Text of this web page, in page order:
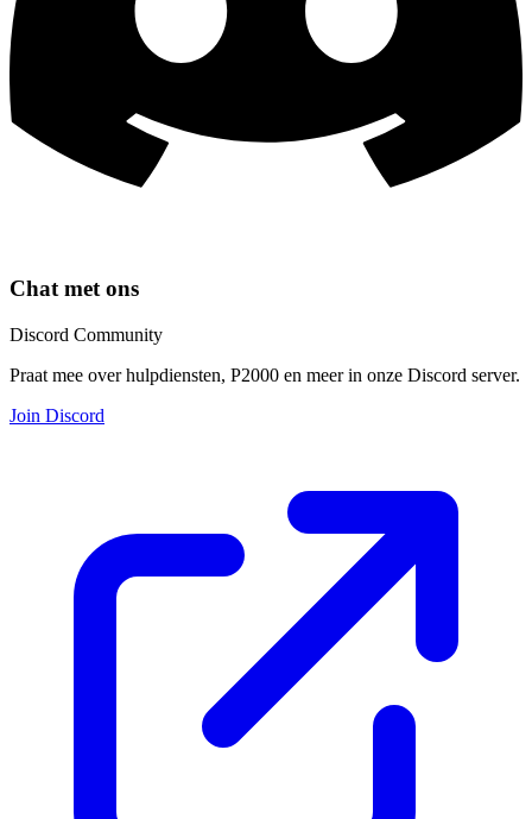
Chat met ons
Discord Community
Praat mee over hulpdiensten, P2000 en meer in onze Discord server.
Join Discord